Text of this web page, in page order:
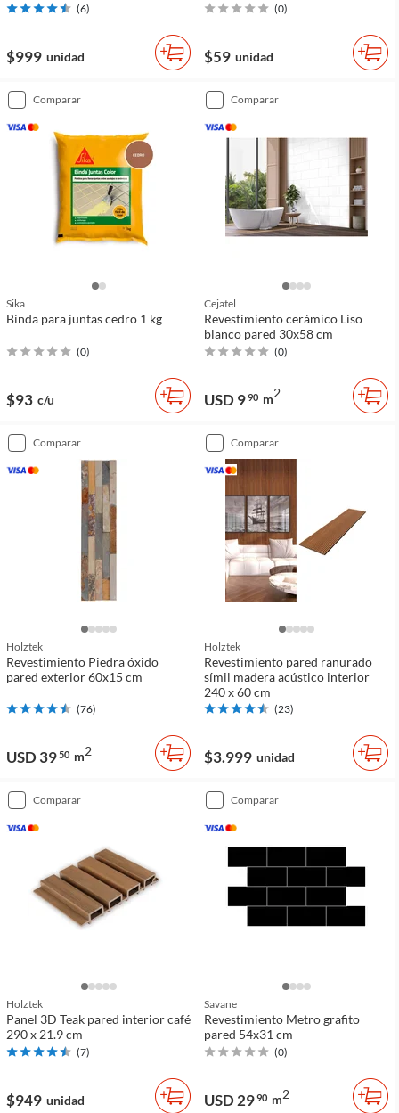
(6)
$999 unidad
(0)
$59 unidad
comparar
Sika
Binda para juntas cedro 1 kg
(0)
$93 c/u
comparar
Cejatel
Revestimiento cerámico Liso
blanco pared 30x58 cm
(0)
USD 990 m2
comparar
Holztek
Revestimiento Piedra óxido
pared exterior 60x15 cm
(76)
USD 3950 m2
comparar
Holztek
Revestimiento pared ranurado
símil madera acústico interior
240 x 60 cm
(23)
$3.999 unidad
comparar
Holztek
Panel 3D Teak pared interior café
290 x 21.9 cm
(7)
$949 unidad
comparar
Savane
Revestimiento Metro grafito
pared 54x31 cm
(0)
USD 2990 m2